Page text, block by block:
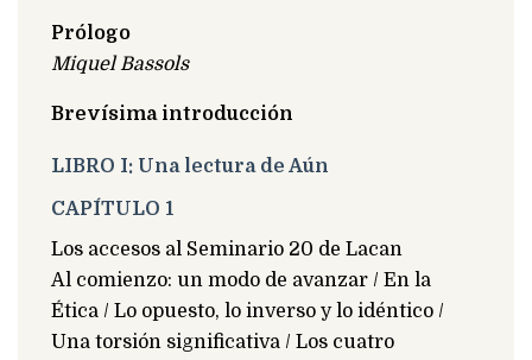
Prólogo
Miquel Bassols
Brevísima introducción
LIBRO I: Una lectura de Aún
CAPÍTULO 1
Los accesos al Seminario 20 de Lacan
Al comienzo: un modo de avanzar / En la
Ética / Lo opuesto, lo inverso y lo idéntico /
Una torsión significativa / Los cuatro